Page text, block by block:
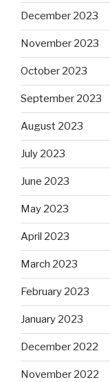
December 2023
November 2023
October 2023
September 2023
August 2023
July 2023
June 2023
May 2023
April 2023
March 2023
February 2023
January 2023
December 2022
November 2022